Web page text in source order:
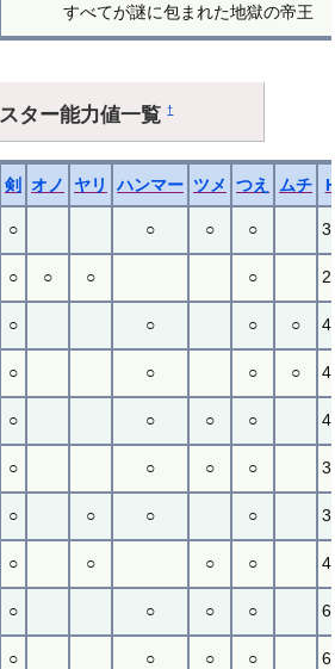
すべてが謎に包まれた地獄の帝王
ター能力値一覧†
剣 オノ ヤリ ハンマー ツメ つえ ムチ
○ ○ ○ ○
○ ○ ○ ○
○ ○ ○ ○
○ ○ ○ ○
○ ○ ○ ○
○ ○ ○ ○
○ ○ ○ ○
○ ○ ○ ○
○ ○ ○ ○
○ ○ ○ ○